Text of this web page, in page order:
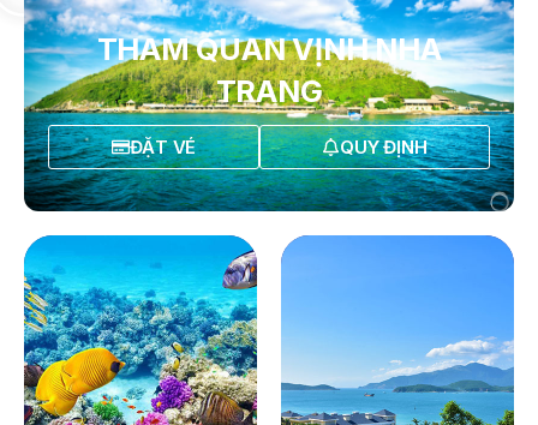
THAM QUAN VỊNH NHA
TRANG
ĐẶT VÉ QUY ĐỊNH